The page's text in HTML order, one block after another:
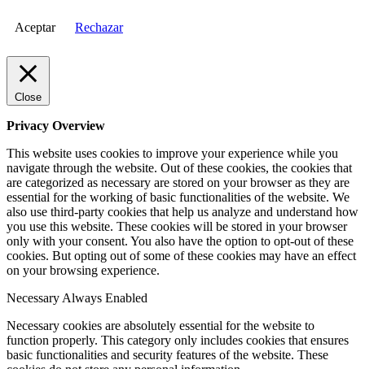
Aceptar Rechazar
Close
Privacy Overview
This website uses cookies to improve your experience while you
navigate through the website. Out of these cookies, the cookies that
are categorized as necessary are stored on your browser as they are
essential for the working of basic functionalities of the website. We
also use third-party cookies that help us analyze and understand how
you use this website. These cookies will be stored in your browser
only with your consent. You also have the option to opt-out of these
cookies. But opting out of some of these cookies may have an effect
on your browsing experience.
Necessary Always Enabled
Necessary cookies are absolutely essential for the website to
function properly. This category only includes cookies that ensures
basic functionalities and security features of the website. These